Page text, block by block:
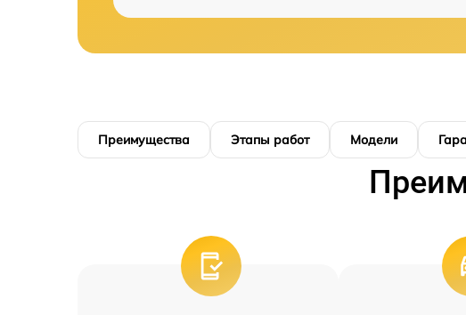
Преимущества Этапы работ Модели